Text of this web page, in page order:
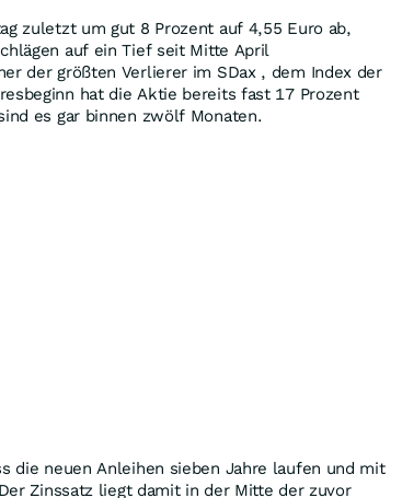
zuletzt um gut 8 Prozent auf 4,55 Euro ab,
auf ein Tief seit Mitte April
der größten Verlierer im SDax , dem Index der
hat die Aktie bereits fast 17 Prozent
es gar binnen zwölf Monaten.
die neuen Anleihen sieben Jahre laufen und mit
Zinssatz liegt damit in der Mitte der zuvor